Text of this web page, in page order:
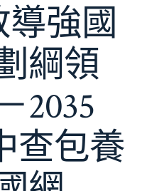
強國
綱領
2035
查包養